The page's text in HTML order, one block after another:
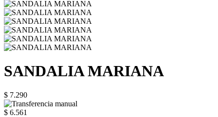
SANDALIA MARIANA
$ 7.290
$ 6.561